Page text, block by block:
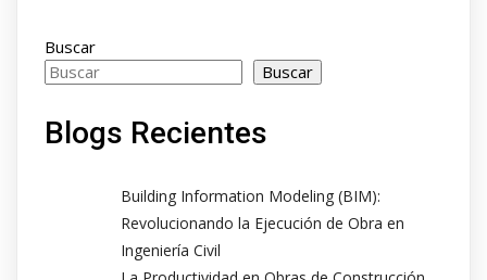
Buscar
Buscar
Blogs Recientes
Building Information Modeling (BIM):
Revolucionando la Ejecución de Obra en
Ingeniería Civil